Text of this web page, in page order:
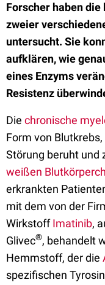
Forscher haben
zweier
untersucht. Sie
aufklären, wie
eines Enzyms
Resistenz
Die chronische
Form von
Störung beruht und
weißen
erkrankten
mit dem von der
WirkstoffImatinib,
Glivec®, behandelt
Hemmstoff, der die
spezifischen